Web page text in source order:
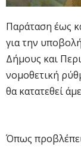
Παράταση έως
για την
Δήμους και
νομοθετική
θα κατατεθεί
Όπως